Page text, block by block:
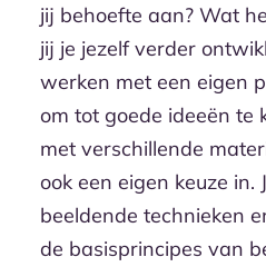
jij behoefte aan? Wat
jij je jezelf verder
werken met een eigen
om tot goede ideeën te
met verschillende
ook een eigen keuze in.
beeldende technieken
de basisprincipes van